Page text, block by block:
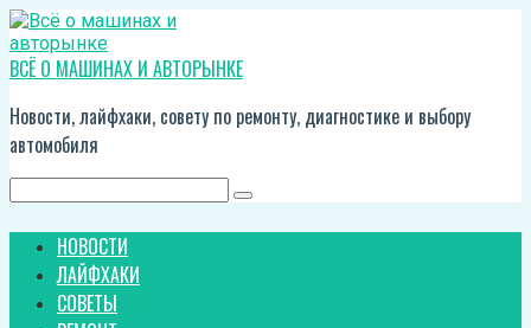
Перейти
к
контенту
ВСЁ О МАШИНАХ И АВТОРЫНКЕ
Новости, лайфхаки, совету по ремонту, диагностике и выбору
автомобиля
НОВОСТИ
ЛАЙФХАКИ
СОВЕТЫ